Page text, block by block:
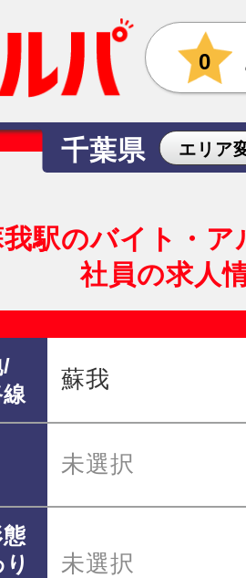
0
千葉県 エリア
駅のバイト・
社員の求人
蘇我
未選択
未選択